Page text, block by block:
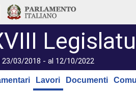
23/03/2018 - al 12/10/2022
Lavori Documenti